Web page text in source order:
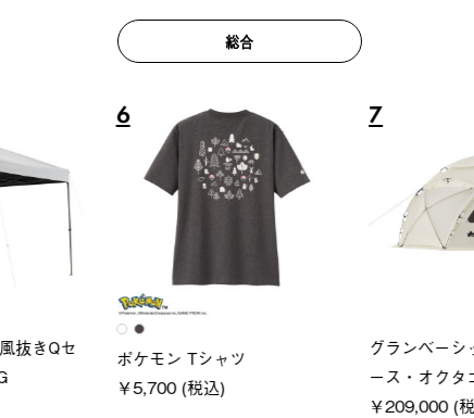
総合
ポケモン Tシャツ
￥5,700 (税込)
7
グランベーシック スペースベ
ース・オクタゴン-BJ
￥209,000 (税込)